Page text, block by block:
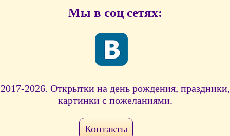
Мы в соц сетях:
2017-2026. Открытки на день рождения, праздники,
картинки с пожеланиями.
Контакты